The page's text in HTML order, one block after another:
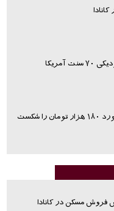
شکست
فروش مسکن در کانادا